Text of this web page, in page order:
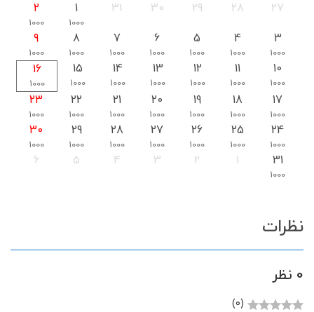
27
28
29
30
31
1
1000
2
1000
3
1000
4
1000
5
1000
6
1000
7
1000
8
1000
9
1000
10
1000
11
1000
12
1000
13
1000
14
1000
15
1000
16
1000
17
1000
18
1000
19
1000
20
1000
21
1000
22
1000
23
1000
24
1000
25
1000
26
1000
27
1000
28
1000
29
1000
30
1000
31
1000
1
2
3
4
5
6
نظرات
0 نظر
(0)